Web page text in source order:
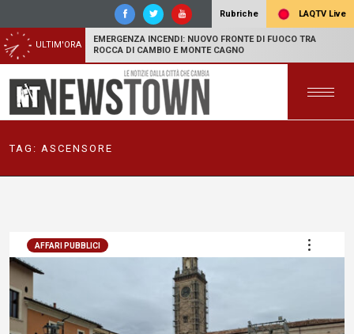
Rubriche LAQTV Live
ULTIM'ORA
EMERGENZA INCENDI: NUOVO FRONTE DI FUOCO TRA
ROCCA DI CAMBIO E MONTE CAGNO
TAG: ASCENSORE
AFFARI PUBBLICI